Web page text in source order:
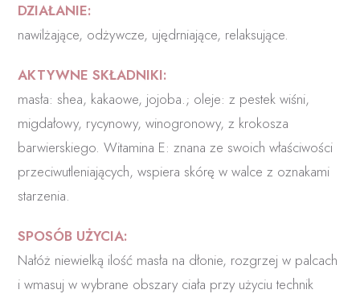
DZIAŁANIE:
nawilżające, odżywcze, ujędrniające, relaksujące.
AKTYWNE SKŁADNIKI:
masła: shea, kakaowe, jojoba.; oleje: z pestek wiśni,
migdałowy, rycynowy, winogronowy, z krokosza
barwierskiego. Witamina E: znana ze swoich właściwości
przeciwutleniających, wspiera skórę w walce z oznakami
starzenia.
SPOSÓB UŻYCIA:
Nałóż niewielką ilość masła na dłonie, rozgrzej w palcach
i wmasuj w wybrane obszary ciała przy użyciu technik